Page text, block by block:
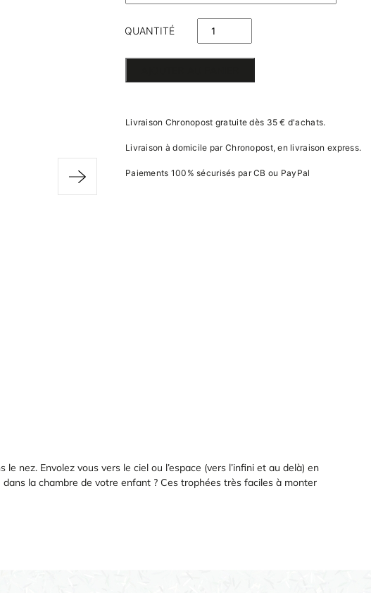
QUANTITÉ
DE
TROPHÉE
Livraison Chronopost gratuite dès 35 € d'achats.
Livraison à domicile par Chronopost, en livraison express.
Paiements 100% sécurisés par CB ou PayPal
nez. Envolez vous vers le ciel ou l’espace (vers l’infini et au delà) en
la chambre de votre enfant ? Ces trophées très faciles à monter